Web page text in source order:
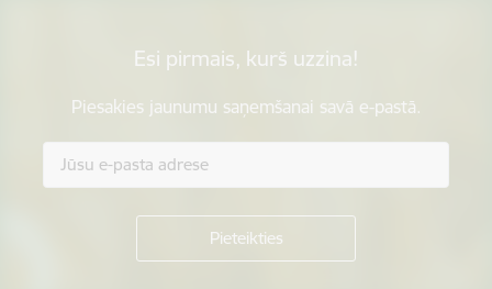
Esi pirmais, kurš uzzina!
Piesakies jaunumu saņemšanai savā e-pastā.